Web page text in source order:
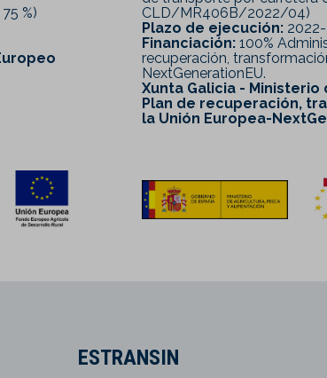
%)
CLD/MR406B/2022/04)
Plazo de ejecución:
Financiación: 100%
recuperación,
NextGenerationEU.
Xunta Galicia -
Plan de recuperación,
la Unión Europea-
ESTRANSIN